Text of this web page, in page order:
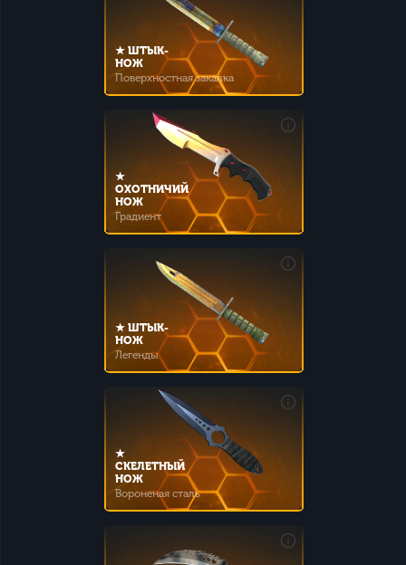
★ ШТЫК-
НОЖ
Поверхностная закалка
★
ОХОТНИЧИЙ
НОЖ
Градиент
★ ШТЫК-
НОЖ
Легенды
★
СКЕЛЕТНЫЙ
НОЖ
Вороненая сталь